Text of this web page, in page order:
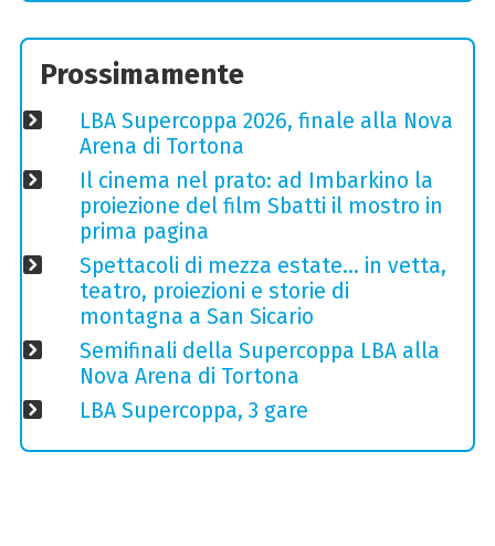
Prossimamente
LBA Supercoppa 2026, finale alla Nova
Arena di Tortona
Il cinema nel prato: ad Imbarkino la
proiezione del film Sbatti il mostro in
prima pagina
Spettacoli di mezza estate… in vetta,
teatro, proiezioni e storie di
montagna a San Sicario
Semifinali della Supercoppa LBA alla
Nova Arena di Tortona
LBA Supercoppa, 3 gare